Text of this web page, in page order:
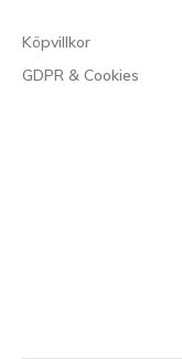
Köpvillkor
GDPR & Cookies